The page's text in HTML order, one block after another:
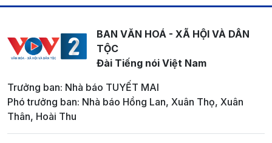
BAN VĂN HOÁ - XÃ HỘI VÀ DÂN
TỘC
Đài Tiếng nói Việt Nam
Trưởng ban: Nhà báo TUYẾT MAI
Phó trưởng ban: Nhà báo Hồng Lan, Xuân Thọ, Xuân
Thân, Hoài Thu